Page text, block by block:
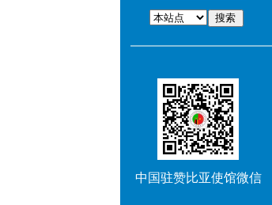
搜索
中国驻赞比亚使馆微信